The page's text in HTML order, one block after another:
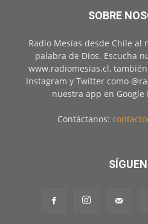
SOBRE
Radio Mesías desde Chile
palabra de Dios. Escucha
www.radiomesias.cl,
Instagram y Twitter como
nuestra app en Google
Contáctanos: